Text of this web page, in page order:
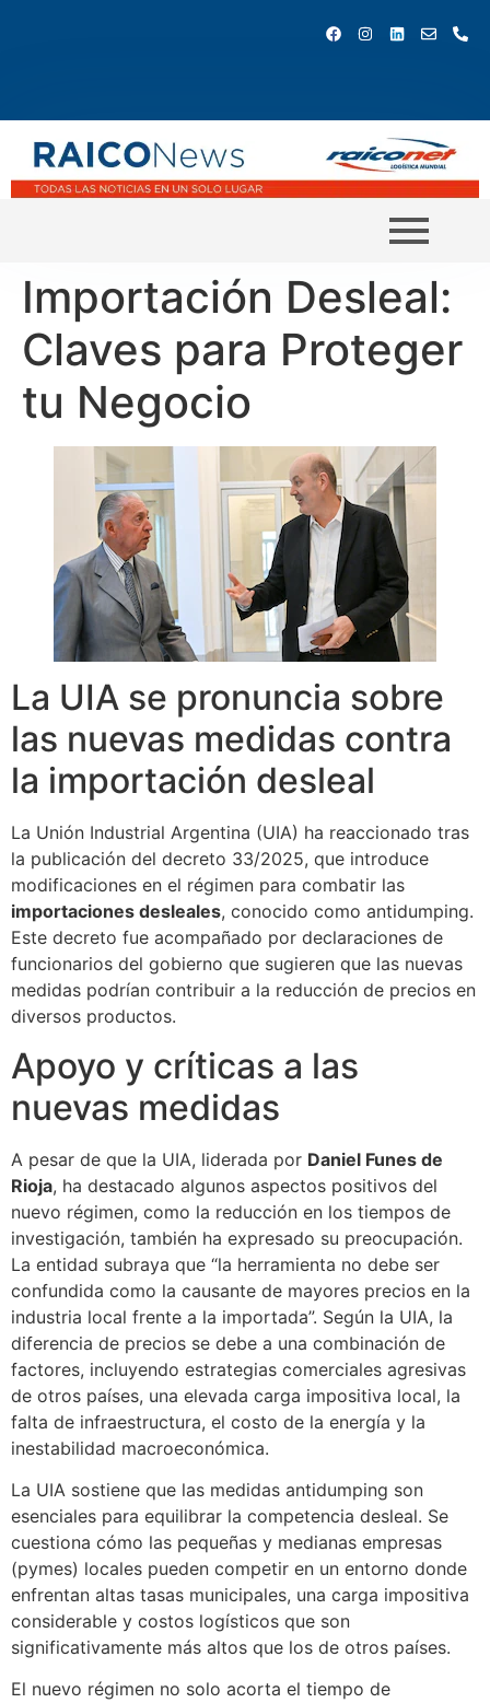
Importación Desleal:
Claves para Proteger
tu Negocio
La UIA se pronuncia sobre
las nuevas medidas contra
la importación desleal
La Unión Industrial Argentina (UIA) ha reaccionado tras
la publicación del decreto 33/2025, que introduce
modificaciones en el régimen para combatir las
importaciones desleales, conocido como antidumping.
Este decreto fue acompañado por declaraciones de
funcionarios del gobierno que sugieren que las nuevas
medidas podrían contribuir a la reducción de precios en
diversos productos.
Apoyo y críticas a las
nuevas medidas
A pesar de que la UIA, liderada por Daniel Funes de
Rioja, ha destacado algunos aspectos positivos del
nuevo régimen, como la reducción en los tiempos de
investigación, también ha expresado su preocupación.
La entidad subraya que “la herramienta no debe ser
confundida como la causante de mayores precios en la
industria local frente a la importada”. Según la UIA, la
diferencia de precios se debe a una combinación de
factores, incluyendo estrategias comerciales agresivas
de otros países, una elevada carga impositiva local, la
falta de infraestructura, el costo de la energía y la
inestabilidad macroeconómica.
La UIA sostiene que las medidas antidumping son
esenciales para equilibrar la competencia desleal. Se
cuestiona cómo las pequeñas y medianas empresas
(pymes) locales pueden competir en un entorno donde
enfrentan altas tasas municipales, una carga impositiva
considerable y costos logísticos que son
significativamente más altos que los de otros países.
El nuevo régimen no solo acorta el tiempo de